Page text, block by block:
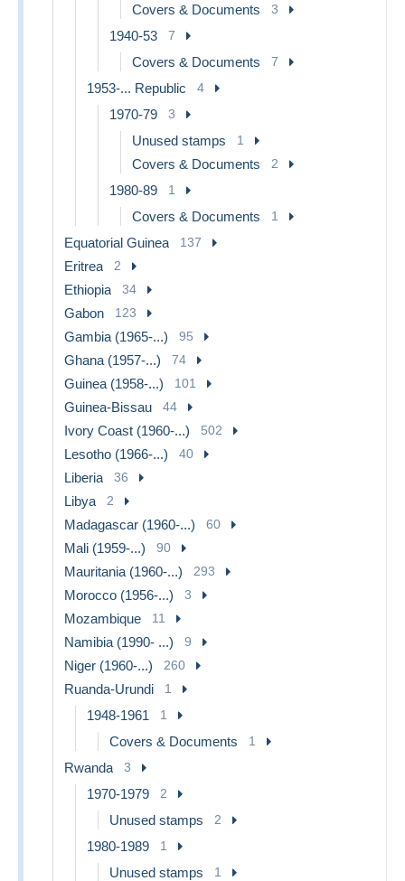
Covers & Documents 3
1940-53 7
Covers & Documents 7
1953-... Republic 4
1970-79 3
Unused stamps 1
Covers & Documents 2
1980-89 1
Covers & Documents 1
Equatorial Guinea 137
Eritrea 2
Ethiopia 34
Gabon 123
Gambia (1965-...) 95
Ghana (1957-...) 74
Guinea (1958-...) 101
Guinea-Bissau 44
Ivory Coast (1960-...) 502
Lesotho (1966-...) 40
Liberia 36
Libya 2
Madagascar (1960-...) 60
Mali (1959-...) 90
Mauritania (1960-...) 293
Morocco (1956-...) 3
Mozambique 11
Namibia (1990- ...) 9
Niger (1960-...) 260
Ruanda-Urundi 1
1948-1961 1
Covers & Documents 1
Rwanda 3
1970-1979 2
Unused stamps 2
1980-1989 1
Unused stamps 1